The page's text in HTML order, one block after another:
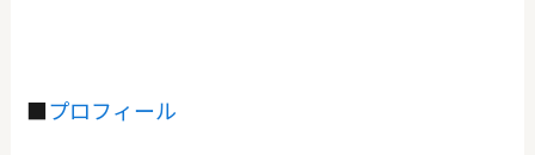
■プロフィール